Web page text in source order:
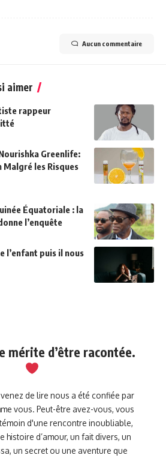
Aucun commentaire
aimer
rappeur
Greenlife:
Malgré les Risques
Équatoriale : la
l’enquête
l’enfant puis il nous
mérite d’être racontée.
de lire nous a été confiée par
vous. Peut-être avez-vous, vous
d'une rencontre inoubliable,
histoire d’amour, un fait divers, un
un secret ou une aventure que